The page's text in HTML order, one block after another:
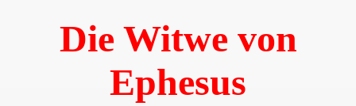
Die Witwe von
Ephesus